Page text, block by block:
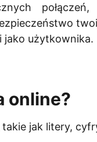
użytkownika.
online?
jak litery,